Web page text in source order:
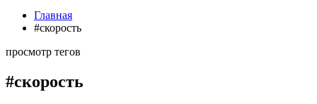
Главная
#скорость
просмотр тегов
#скорость